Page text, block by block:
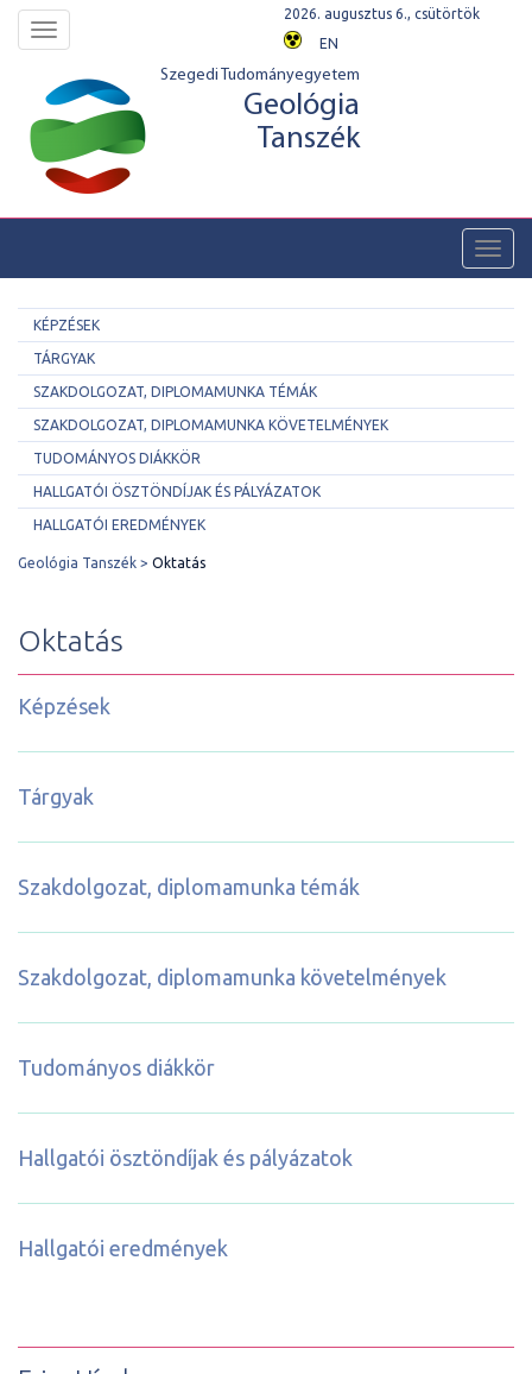
Toggle
navigation
2026. augusztus 6., csütörtök
EN
Szegedi Tudományegyetem
Geológia
Tanszék
KÉPZÉSEK
TÁRGYAK
SZAKDOLGOZAT, DIPLOMAMUNKA TÉMÁK
SZAKDOLGOZAT, DIPLOMAMUNKA KÖVETELMÉNYEK
TUDOMÁNYOS DIÁKKÖR
HALLGATÓI ÖSZTÖNDÍJAK ÉS PÁLYÁZATOK
HALLGATÓI EREDMÉNYEK
Geológia Tanszék Oktatás
Oktatás
Képzések
Tárgyak
Szakdolgozat, diplomamunka témák
Szakdolgozat, diplomamunka követelmények
Tudományos diákkör
Hallgatói ösztöndíjak és pályázatok
Hallgatói eredmények